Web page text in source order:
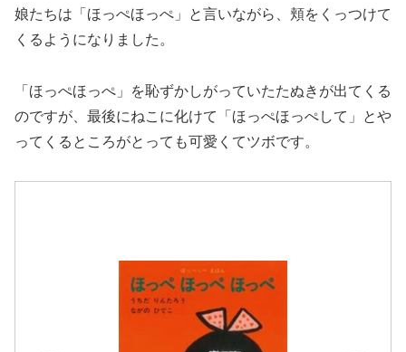
娘たちは「ほっぺほっぺ」と言いながら、頬をくっつけて
くるようになりました。
「ほっぺほっぺ」を恥ずかしがっていたたぬきが出てくる
のですが、最後にねこに化けて「ほっぺほっぺして」とや
ってくるところがとっても可愛くてツボです。